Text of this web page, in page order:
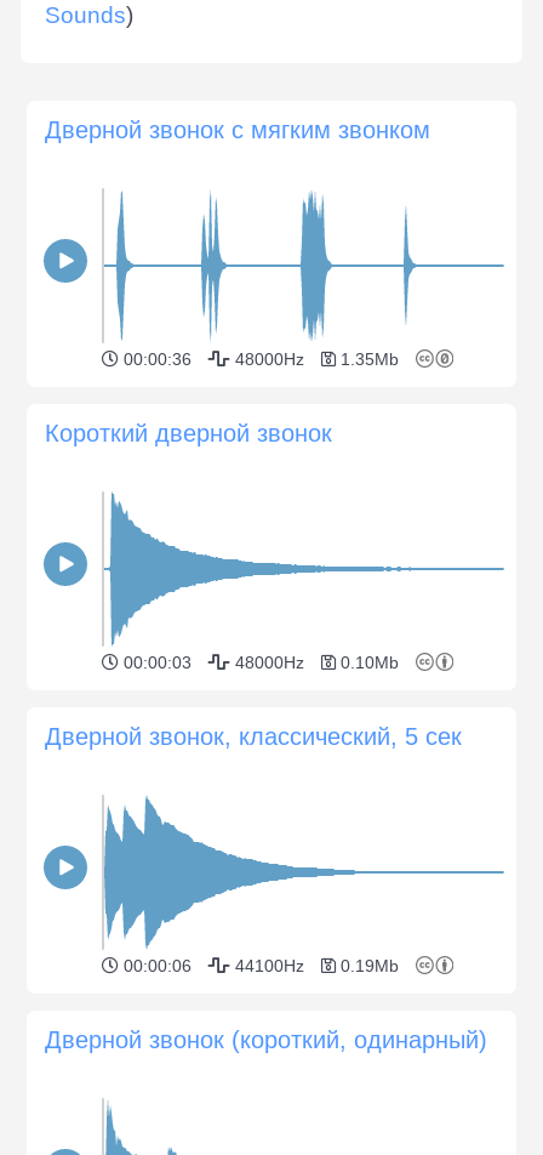
Sounds)
Дверной звонок с мягким звонком
00:00:36 48000Hz 1.35Mb
Короткий дверной звонок
00:00:03 48000Hz 0.10Mb
Дверной звонок, классический, 5 сек
00:00:06 44100Hz 0.19Mb
Дверной звонок (короткий, одинарный)